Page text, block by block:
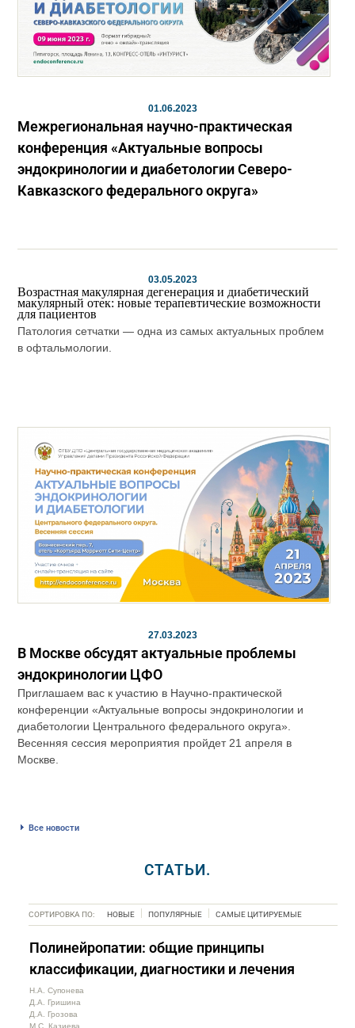
01.06.2023
Межрегиональная научно-практическая
конференция «Актуальные вопросы
эндокринологии и диабетологии Северо-
Кавказского федерального округа»
03.05.2023
Возрастная макулярная дегенерация и диабетический
макулярный отек: новые терапевтические возможности
для пациентов
Патология сетчатки — одна из самых актуальных проблем
в офтальмологии.
27.03.2023
В Москве обсудят актуальные проблемы
эндокринологии ЦФО
Приглашаем вас к участию в Научно-практической
конференции «Актуальные вопросы эндокринологии и
диабетологии Центрального федерального округа».
Весенняя сессия мероприятия пройдет 21 апреля в
Москве.
Все новости
СТАТЬИ.
СОРТИРОВКА ПО: НОВЫЕ ПОПУЛЯРНЫЕ САМЫЕ ЦИТИРУЕМЫЕ
Полинейропатии: общие принципы
классификации, диагностики и лечения
Н.А. Супонева
Д.А. Гришина
Д.А. Грозова
М.С. Казиева